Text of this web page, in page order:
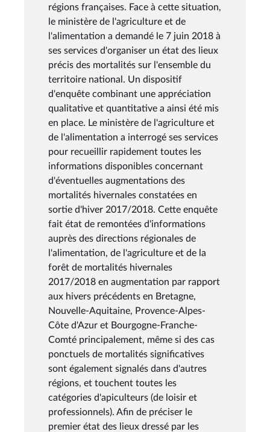
régions françaises. Face à cette situation,
le ministère de l'agriculture et de
l'alimentation a demandé le 7 juin 2018 à
ses services d'organiser un état des lieux
précis des mortalités sur l'ensemble du
territoire national. Un dispositif
d'enquête combinant une appréciation
qualitative et quantitative a ainsi été mis
en place. Le ministère de l'agriculture et
de l'alimentation a interrogé ses services
pour recueillir rapidement toutes les
informations disponibles concernant
d'éventuelles augmentations des
mortalités hivernales constatées en
sortie d'hiver 2017/2018. Cette enquête
fait état de remontées d'informations
auprès des directions régionales de
l'alimentation, de l'agriculture et de la
forêt de mortalités hivernales
2017/2018 en augmentation par rapport
aux hivers précédents en Bretagne,
Nouvelle-Aquitaine, Provence-Alpes-
Côte d'Azur et Bourgogne-Franche-
Comté principalement, même si des cas
ponctuels de mortalités significatives
sont également signalés dans d'autres
régions, et touchent toutes les
catégories d'apiculteurs (de loisir et
professionnels). Afin de préciser le
premier état des lieux dressé par les